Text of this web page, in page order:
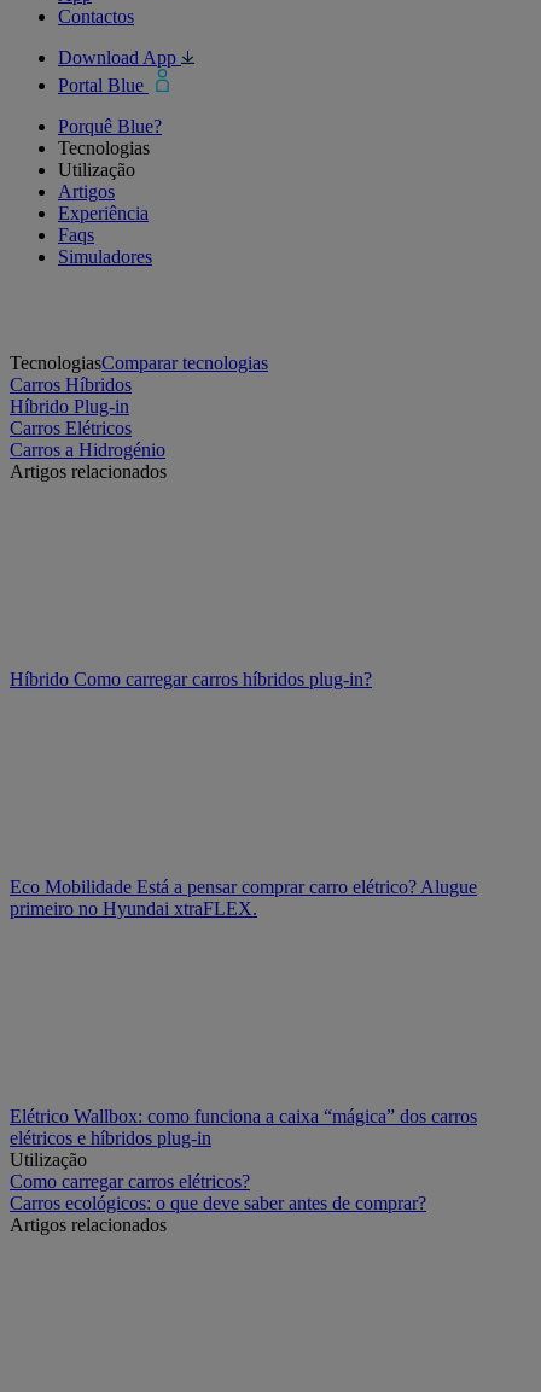
Contactos
Download App
Portal Blue
Porquê Blue?
Tecnologias
Utilização
Artigos
Experiência
Faqs
Simuladores
TecnologiasComparar tecnologias
Carros Híbridos
Híbrido Plug-in
Carros Elétricos
Carros a Hidrogénio
Artigos relacionados
Híbrido Como carregar carros híbridos plug-in?
Eco Mobilidade Está a pensar comprar carro elétrico? Alugue
primeiro no Hyundai xtraFLEX.
Elétrico Wallbox: como funciona a caixa “mágica” dos carros
elétricos e híbridos plug-in
Utilização
Como carregar carros elétricos?
Carros ecológicos: o que deve saber antes de comprar?
Artigos relacionados